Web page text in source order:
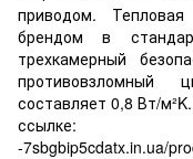
приводом.
брендом в
трехкамерный
противовзломный
составляет 0,8 Вт/
-7sbgbip5cdatx.in.ua/